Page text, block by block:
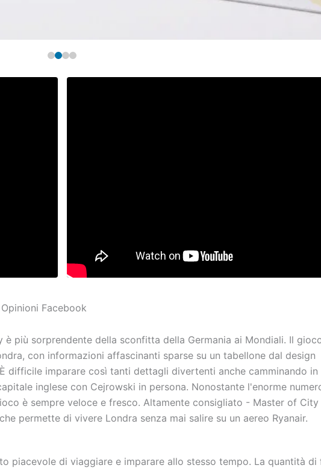
Opinioni Facebook
è più sorprendente della sconfitta della Germania ai Mondiali. Il
con informazioni affascinanti sparse su un tabellone dal design
difficile imparare così tanti dettagli divertenti anche camminando in
inglese con Cejrowski in persona. Nonostante l'enorme
è sempre veloce e fresco. Altamente consigliato - Master of
permette di vivere Londra senza mai salire su un aereo Ryanair.
piacevole di viaggiare e imparare allo stesso tempo. La quantità di